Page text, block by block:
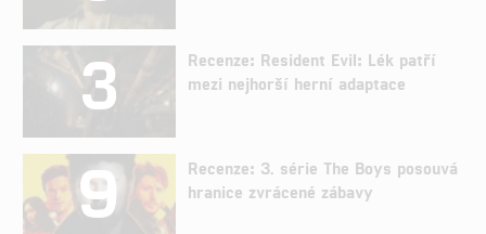
3
Recenze: Resident Evil: Lék patří
mezi nejhorší herní adaptace
9
Recenze: 3. série The Boys posouvá
hranice zvrácené zábavy